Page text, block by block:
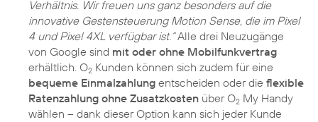
Verhältnis. Wir freuen uns ganz besonders auf die
innovative Gestensteuerung Motion Sense, die im Pixel
4 und Pixel 4XL verfügbar ist.“Alle drei Neuzugänge
von Google sind mit oder ohne Mobilfunkvertrag
erhältlich. O2 Kunden können sich zudem für eine
bequeme Einmalzahlung entscheiden oder die flexible
Ratenzahlung ohne Zusatzkosten über O2 My Handy
wählen – dank dieser Option kann sich jeder Kunde